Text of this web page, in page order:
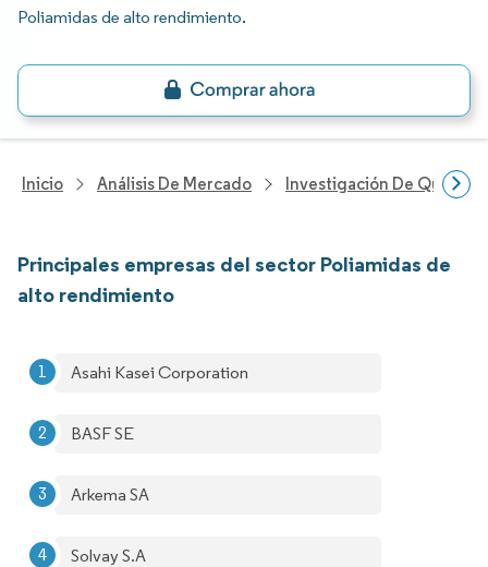
Poliamidas de alto rendimiento.
Inicio Análisis De Mercado Investigación De
Principales empresas del sector Poliamidas de
alto rendimiento
Asahi Kasei Corporation
BASF SE
Arkema SA
Solvay S.A